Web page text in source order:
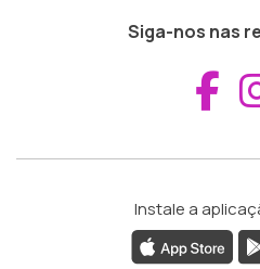
Siga-nos nas
Instale a